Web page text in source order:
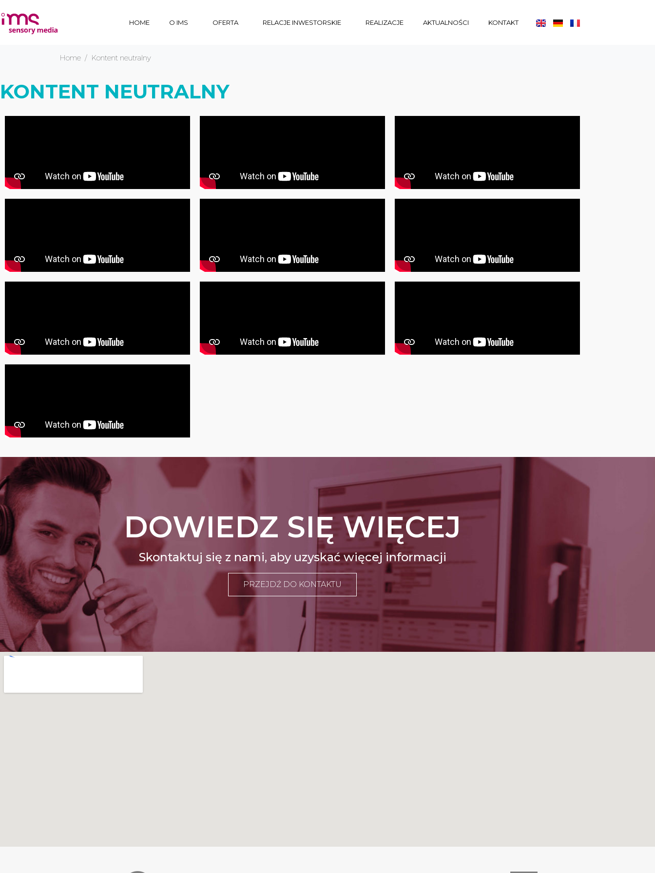
HOME O IMS OFERTA RELACJE INWESTORSKIE REALIZACJE AKTUALNOŚCI KONTAKT
Home Kontent neutralny
KONTENT NEUTRALNY
DOWIEDZ SIĘ WIĘCEJ
Skontaktuj się z nami, aby uzyskać więcej informacji
PRZEJDŹ DO KONTAKTU